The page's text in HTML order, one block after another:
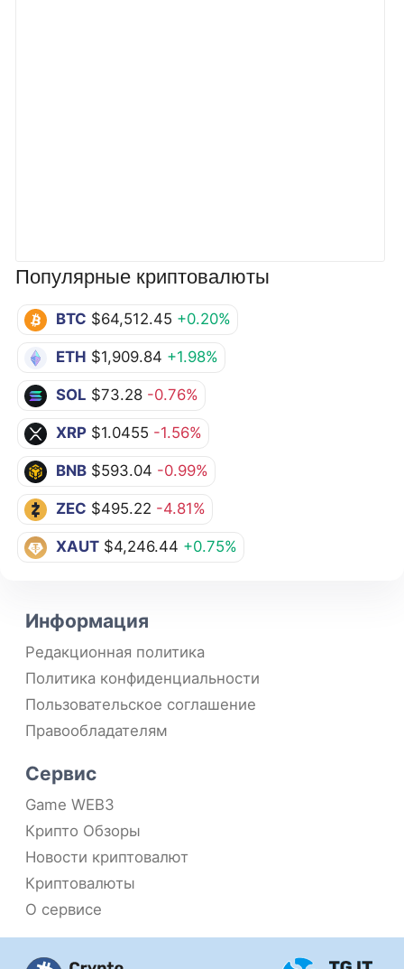
Популярные криптовалюты
BTC $64,512.45 +0.20%
ETH $1,909.84 +1.98%
SOL $73.28 -0.76%
XRP $1.0455 -1.56%
BNB $593.04 -0.99%
ZEC $495.22 -4.81%
XAUT $4,246.44 +0.75%
Информация
Редакционная политика
Политика конфиденциальности
Пользовательское соглашение
Правообладателям
Сервис
Game WEB3
Крипто Обзоры
Новости криптовалют
Криптовалюты
О сервисе